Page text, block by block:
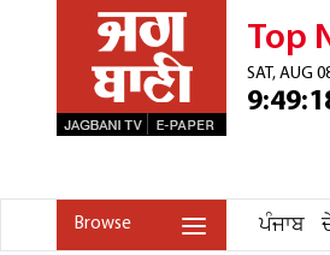
Top
SAT, AUG
Browse ਪੰਜਾਬ